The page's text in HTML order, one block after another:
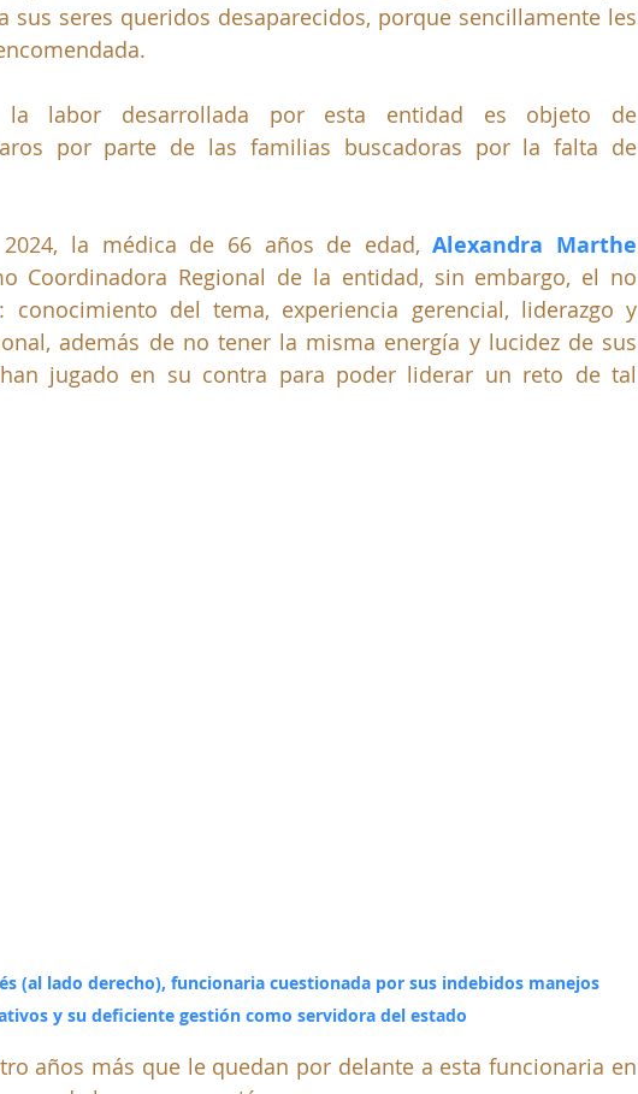
sus seres queridos desaparecidos, porque sencillamente les
labor desarrollada por esta entidad es objeto de
por parte de las familias buscadoras por la falta de
la médica de 66 años de edad, Alexandra Marthe
Coordinadora Regional de la entidad, sin embargo, el no
conocimiento del tema, experiencia gerencial, liderazgo y
además de no tener la misma energía y lucidez de sus
jugado en su contra para poder liderar un reto de tal
(al lado derecho), funcionaria cuestionada por sus indebidos manejos
y su deficiente gestión como servidora del estado
años más que le quedan por delante a esta funcionaria en